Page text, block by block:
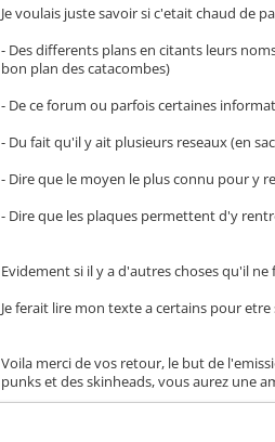
Je voulais juste savoir si c'etait chaud de
- Des differents plans en citants leurs
bon plan des catacombes)
- De ce forum ou parfois certaines
- Du fait qu'il y ait plusieurs reseaux (en
- Dire que le moyen le plus connu pour y
- Dire que les plaques permettent d'y
Evidement si il y a d'autres choses qu'il
Je ferait lire mon texte a certains pour
Voila merci de vos retour, le but de
punks et des skinheads, vous aurez une